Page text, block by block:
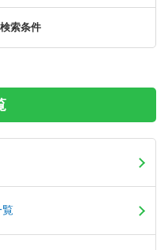
～／メディカルビレッジ
索条件
覧